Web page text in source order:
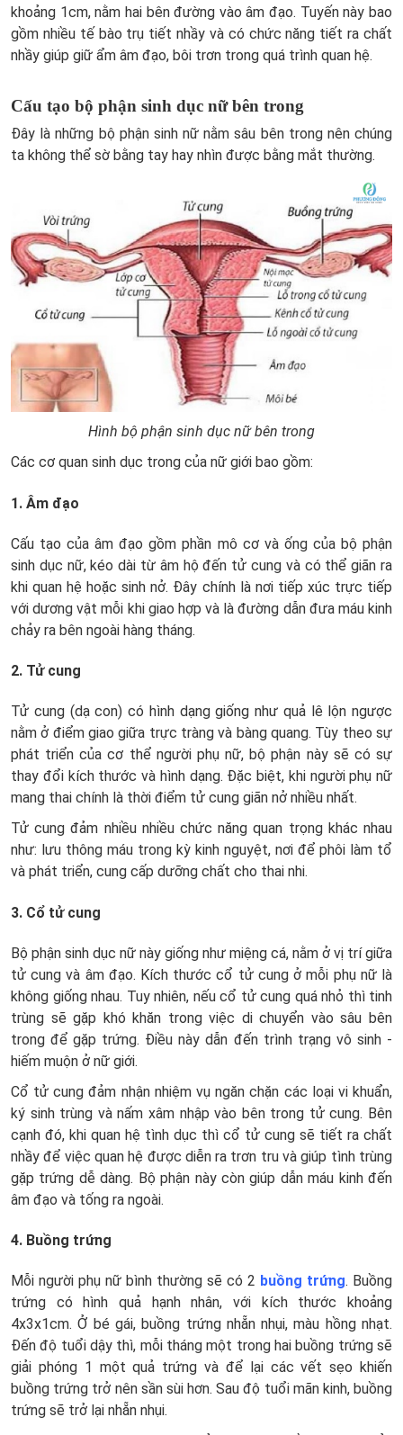
khoảng 1cm, nằm hai bên đường vào âm đạo. Tuyến này bao
gồm nhiều tế bào trụ tiết nhầy và có chức năng tiết ra chất
nhầy giúp giữ ẩm âm đạo, bôi trơn trong quá trình quan hệ.
Cấu tạo bộ phận sinh dục nữ bên trong
Đây là những bộ phận sinh nữ nằm sâu bên trong nên chúng
ta không thể sờ bằng tay hay nhìn được bằng mắt thường.
Hình bộ phận sinh dục nữ bên trong
Các cơ quan sinh dục trong của nữ giới bao gồm:
1. Âm đạo
Cấu tạo của âm đạo gồm phần mô cơ và ống của bộ phận
sinh dục nữ, kéo dài từ âm hộ đến tử cung và có thể giãn ra
khi quan hệ hoặc sinh nở. Đây chính là nơi tiếp xúc trực tiếp
với dương vật mỗi khi giao hợp và là đường dẫn đưa máu kinh
chảy ra bên ngoài hàng tháng.
2. Tử cung
Tử cung (dạ con) có hình dạng giống như quả lê lộn ngược
nằm ở điểm giao giữa trực tràng và bàng quang. Tùy theo sự
phát triển của cơ thể người phụ nữ, bộ phận này sẽ có sự
thay đổi kích thước và hình dạng. Đặc biệt, khi người phụ nữ
mang thai chính là thời điểm tử cung giãn nở nhiều nhất.
Tử cung đảm nhiều nhiều chức năng quan trọng khác nhau
như: lưu thông máu trong kỳ kinh nguyệt, nơi để phôi làm tổ
và phát triển, cung cấp dưỡng chất cho thai nhi.
3. Cổ tử cung
Bộ phận sinh dục nữ này giống như miệng cá, nằm ở vị trí giữa
tử cung và âm đạo. Kích thước cổ tử cung ở mỗi phụ nữ là
không giống nhau. Tuy nhiên, nếu cổ tử cung quá nhỏ thì tinh
trùng sẽ gặp khó khăn trong việc di chuyển vào sâu bên
trong để gặp trứng. Điều này dẫn đến trình trạng vô sinh -
hiếm muộn ở nữ giới.
Cổ tử cung đảm nhận nhiệm vụ ngăn chặn các loại vi khuẩn,
ký sinh trùng và nấm xâm nhập vào bên trong tử cung. Bên
cạnh đó, khi quan hệ tình dục thì cổ tử cung sẽ tiết ra chất
nhầy để việc quan hệ được diễn ra trơn tru và giúp tình trùng
gặp trứng dễ dàng. Bộ phận này còn giúp dẫn máu kinh đến
âm đạo và tống ra ngoài.
4. Buồng trứng
Mỗi người phụ nữ bình thường sẽ có 2 buồng trứng. Buồng
trứng có hình quả hạnh nhân, với kích thước khoảng
4x3x1cm. Ở bé gái, buồng trứng nhẵn nhụi, màu hồng nhạt.
Đến độ tuổi dậy thì, mỗi tháng một trong hai buồng trứng sẽ
giải phóng 1 một quả trứng và để lại các vết sẹo khiến
buồng trứng trở nên sần sùi hơn. Sau độ tuổi mãn kinh, buồng
trứng sẽ trở lại nhẵn nhụi.